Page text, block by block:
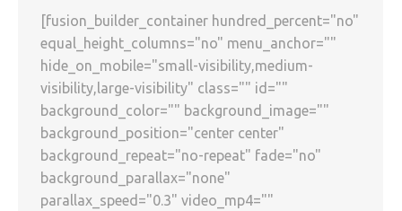
[fusion_builder_container hundred_percent="no"
equal_height_columns="no" menu_anchor=""
hide_on_mobile="small-visibility,medium-
visibility,large-visibility" class="" id=""
background_color="" background_image=""
background_position="center center"
background_repeat="no-repeat" fade="no"
background_parallax="none"
parallax_speed="0.3" video_mp4=""